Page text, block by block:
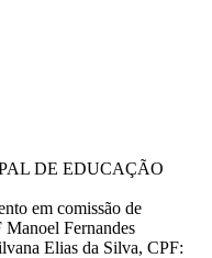
DE EDUCAÇÃO
em comissão de
Fernandes
Elias da Silva, CPF: